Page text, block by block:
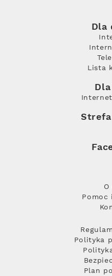
Dla
Lista
O
Pomoc
Polityka
Plan